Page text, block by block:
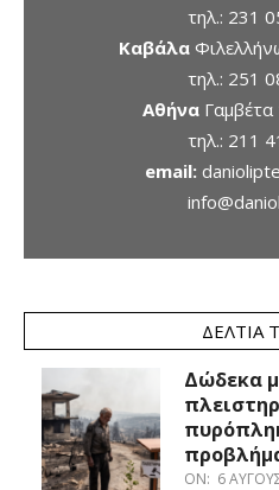
τηλ.: 231
Καβάλα
τηλ.: 251
ΑθήναΓαμβέτα
τηλ.: 211
email:
ΔΕΛΤΊΑ
Δώδεκα
ON: 6